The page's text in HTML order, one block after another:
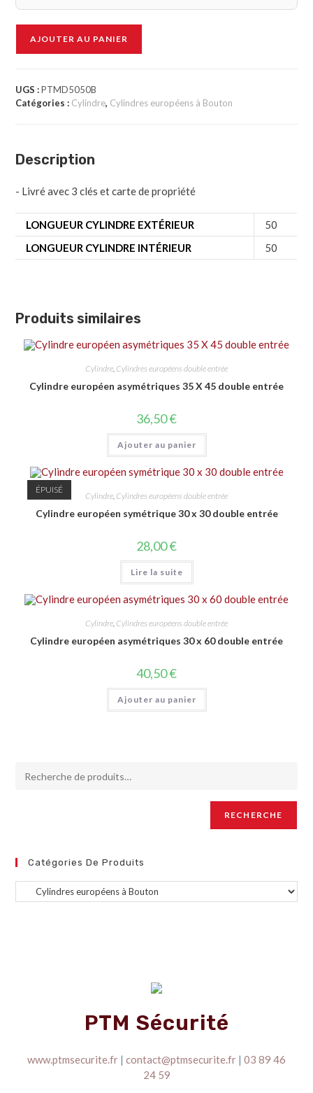
AJOUTER AU PANIER
UGS :PTMD5050B
Catégories : Cylindre, Cylindres européens à Bouton
Description
- Livré avec 3 clés et carte de propriété
LONGUEUR CYLINDRE EXTÉRIEUR
50
LONGUEUR CYLINDRE INTÉRIEUR
50
Produits similaires
Cylindre, Cylindres européens double entrée
Cylindre européen asymétriques 35 X 45 double entrée
36,50€
Ajouter au panier
ÉPUISÉ
Cylindre, Cylindres européens double entrée
Cylindre européen symétrique 30 x 30 double entrée
28,00€
Lire la suite
Cylindre Cylindres européens double entrée
Cylindre européen asymétriques 30 x 60 double entrée
40,50€
Ajouter au panier
RECHERCHE
Catégories De Produits
PTM Sécurité
www.ptmsecurite.fr | contact@ptmsecurite.fr | 03 89 46
24 59